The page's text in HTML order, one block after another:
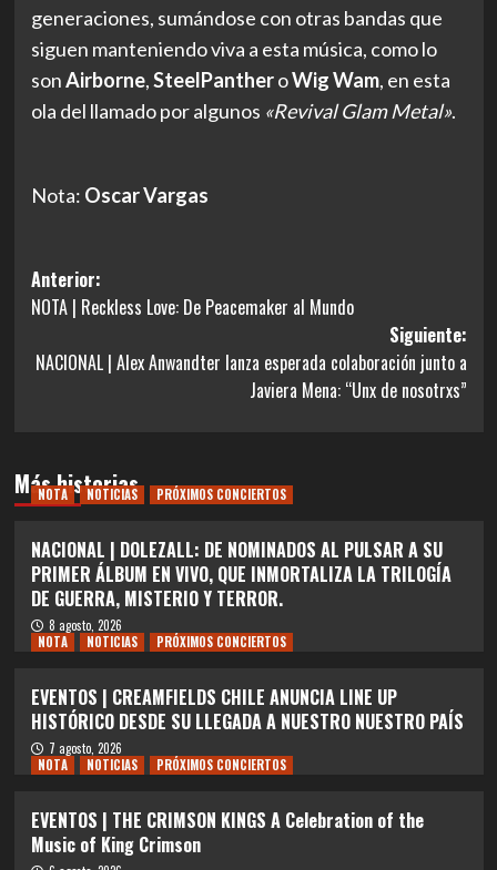
generaciones, sumándose con otras bandas que
siguen manteniendo viva a esta música, como lo
sonAirborne,SteelPantheroWig Wam, en esta
ola del llamado por algunos «Revival Glam Metal».
Nota: Oscar Vargas
Navegación
de
entradas
Anterior:
NOTA | Reckless Love: De Peacemaker al Mundo
Siguiente:
NACIONAL | Alex Anwandter lanza esperada colaboración junto a
Javiera Mena: “Unx de nosotrxs”
Más historias
NOTA NOTICIAS PRÓXIMOS CONCIERTOS
NACIONAL | DOLEZALL: DE NOMINADOS AL PULSAR A SU
PRIMER ÁLBUM EN VIVO, QUE INMORTALIZA LA TRILOGÍA
DE GUERRA, MISTERIO Y TERROR.
8 agosto, 2026
NOTA
NOTICIAS PRÓXIMOS CONCIERTOS
EVENTOS | CREAMFIELDS CHILE ANUNCIA LINE UP
HISTÓRICO DESDE SU LLEGADA A NUESTRO NUESTRO PAÍS
7 agosto, 2026
NOTA
NOTICIAS PRÓXIMOS CONCIERTOS
EVENTOS | THE CRIMSON KINGS A Celebration of the
Music of King Crimson